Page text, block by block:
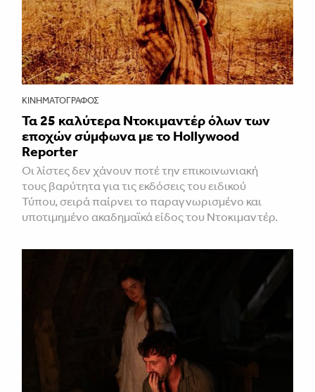
ΚΙΝΗΜΑΤΟΓΡΆΦΟΣ
Τα 25 καλύτερα Ντοκιμαντέρ όλων των
εποχών σύμφωνα με το Hollywood
Reporter
Οι λίστες δεν χάνουν ποτέ την επικοινωνιακή
τους βαρύτητα για τις εκδόσεις του ειδικού
Τύπου, σειρά παίρνει το παραγνωρισμένο και
υποτιμημένο ακαδημαϊκά είδος του Ντοκιμαντέρ.